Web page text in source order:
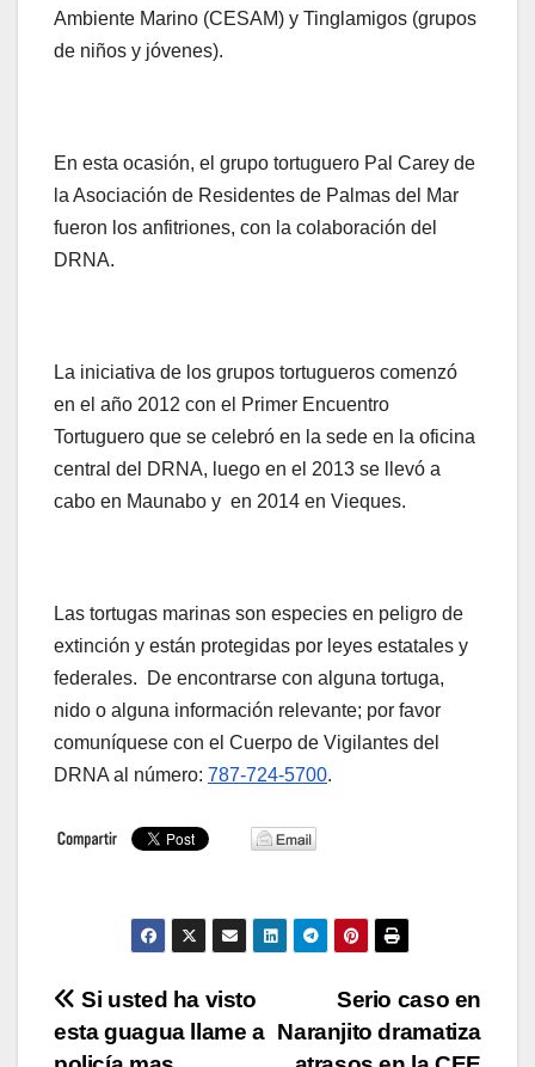
Ambiente Marino (CESAM) y Tinglamigos (grupos
de niños y jóvenes).
En esta ocasión, el grupo tortuguero Pal Carey de
la Asociación de Residentes de Palmas del Mar
fueron los anfitriones, con la colaboración del
DRNA.
La iniciativa de los grupos tortugueros comenzó
en el año 2012 con el Primer Encuentro
Tortuguero que se celebró en la sede en la oficina
central del DRNA, luego en el 2013 se llevó a
cabo en Maunabo y en 2014 en Vieques.
Las tortugas marinas son especies en peligro de
extinción y están protegidas por leyes estatales y
federales. De encontrarse con alguna tortuga,
nido o alguna información relevante; por favor
comuníquese con el Cuerpo de Vigilantes del
DRNA al número: 787-724-5700.
Navegación
de
Serio caso en
Naranjito dramatiza
Si usted ha visto
esta guagua llame a